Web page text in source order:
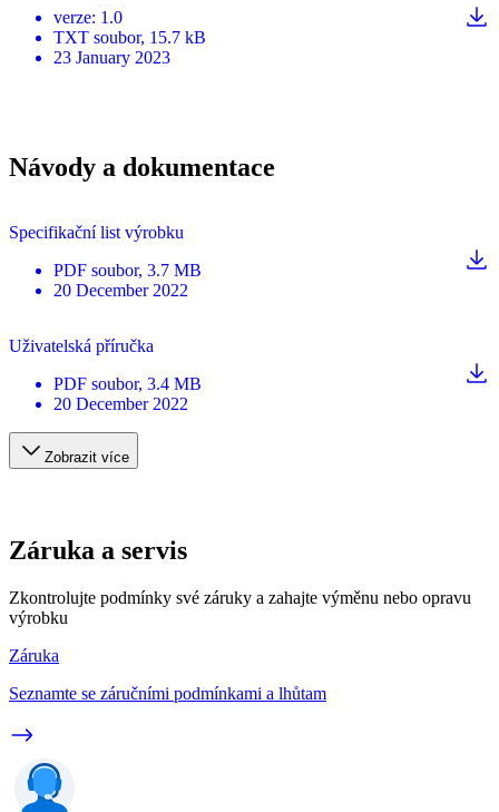
verze: 1.0
TXT soubor, 15.7 kB
23 January 2023
Návody a dokumentace
Specifikační list výrobku
PDF soubor, 3.7 MB
20 December 2022
Uživatelská příručka
PDF soubor, 3.4 MB
20 December 2022
Zobrazit více
Záruka a servis
Zkontrolujte podmínky své záruky a zahajte výměnu nebo opravu
výrobku
Záruka
Seznamte se záručními podmínkami a lhůtam